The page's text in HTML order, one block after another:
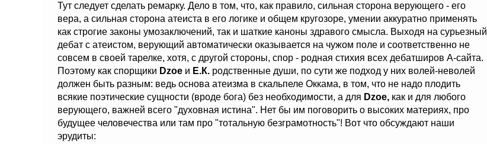
Тут следует сделать ремарку. Дело в том, что, как правило, сильная сторона верующего - его
вера, а сильная сторона атеиста в его логике и общем кругозоре, умении аккуратно применять
как строгие законы умозаключений, так и шаткие каноны здравого смысла. Выходя на сурьезный
дебат с атеистом, верующий автоматически оказывается на чужом поле и соответственно не
совсем в своей тарелке, хотя, с другой стороны, спор - родная стихия всех дебатширов А-сайта.
Поэтому как спорщики Dzoe и Е.К. родственные души, по сути же подход у них волей-неволей
должен быть разным: ведь основа атеизма в скальпеле Оккама, в том, что не надо плодить
всякие поэтические сущности (вроде бога) без необходимости, а для Dzoe, как и для любого
верующего, важней всего "духовная истина". Нет бы им поговорить о высоких материях, про
будущее человечества или там про "тотальную безграмотность"! Вот что обсуждают наши
эрудиты: